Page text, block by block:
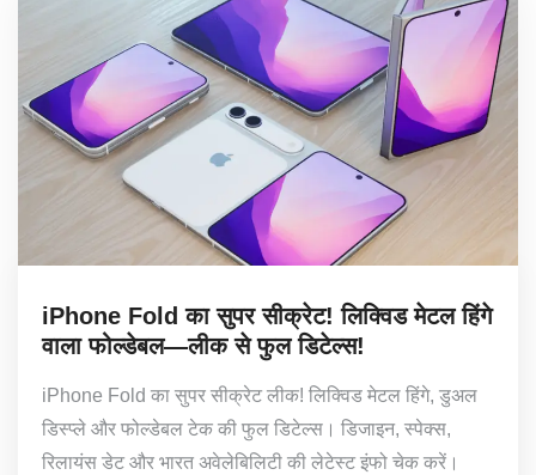
iPhone Fold का सुपर सीक्रेट! लिक्विड मेटल हिंगे
वाला फोल्डेबल—लीक से फुल डिटेल्स!
iPhone Fold का सुपर सीक्रेट लीक! लिक्विड मेटल हिंगे, डुअल
डिस्प्ले और फोल्डेबल टेक की फुल डिटेल्स। डिजाइन, स्पेक्स,
रिलायंस डेट और भारत अवेलेबिलिटी की लेटेस्ट इंफो चेक करें।